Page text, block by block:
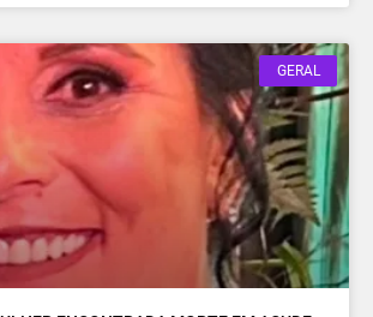
GERAL